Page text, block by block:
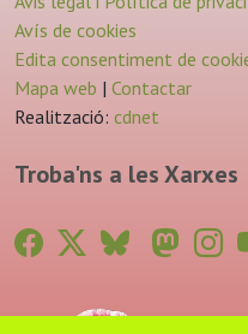
Avís de cookies
Edita consentiment de
Mapa web | Contactar
Realització: cdnet
Troba'ns a les Xarxes